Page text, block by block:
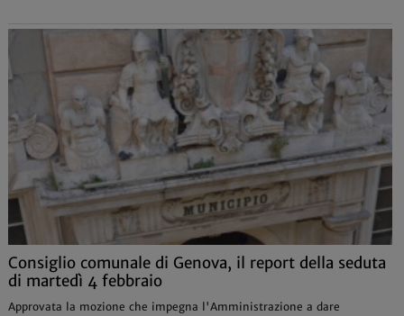
Consiglio comunale di Genova, il report della seduta
di martedì 4 febbraio
Approvata la mozione che impegna l'Amministrazione a dare